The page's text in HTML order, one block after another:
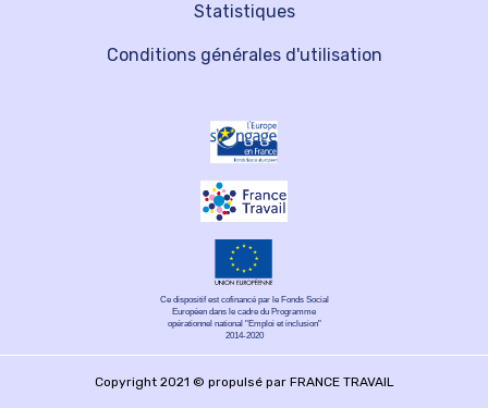
Statistiques
Conditions générales d'utilisation
Ce dispositif est cofinancé par le Fonds Social
Européen dans le cadre du Programme
opérationnel national "Emploi et inclusion"
2014-2020
Copyright 2021 © propulsé par FRANCE TRAVAIL